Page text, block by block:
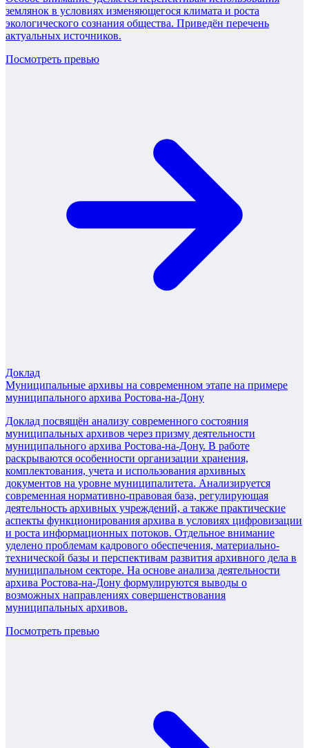
землянок в условиях изменяющегося климата и роста
экологического сознания общества. Приведён перечень
актуальных источников.
Посмотреть превью
Доклад
Муниципальные архивы на современном этапе на примере
муниципального архива Ростова-на-Дону
Доклад посвящён анализу современного состояния
муниципальных архивов через призму деятельности
муниципального архива Ростова-на-Дону. В работе
раскрываются особенности организации хранения,
комплектования, учета и использования архивных
документов на уровне муниципалитета. Анализируется
современная нормативно-правовая база, регулирующая
деятельность архивных учреждений, а также практические
аспекты функционирования архива в условиях цифровизации
и роста информационных потоков. Отдельное внимание
уделено проблемам кадрового обеспечения, материально-
технической базы и перспективам развития архивного дела в
муниципальном секторе. На основе анализа деятельности
архива Ростова-на-Дону формулируются выводы о
возможных направлениях совершенствования
муниципальных архивов.
Посмотреть превью